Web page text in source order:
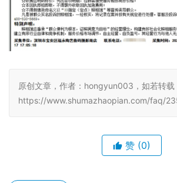
原创文章，作者：hongyun003，如若转载
https://www.shumazhaopian.com/faq/
赞 (0)